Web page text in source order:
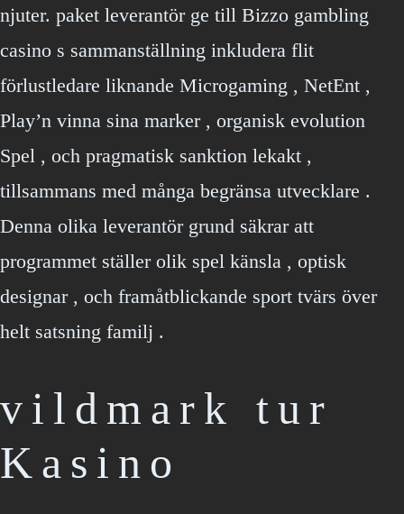
njuter. paket leverantör ge till Bizzo gambling
casino s sammanställning inkludera flit
förlustledare liknande Microgaming , NetEnt ,
Play’n vinna sina marker , organisk evolution
Spel , och pragmatisk sanktion lekakt ,
tillsammans med många begränsa utvecklare .
Denna olika leverantör grund säkrar att
programmet ställer olik spel känsla , optisk
designar , och framåtblickande sport tvärs över
helt satsning familj .
vildmark tur
Kasino